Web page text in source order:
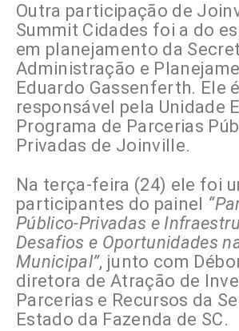
Outra participação de
Summit Cidades foi a do
em planejamento da
Administração e
Eduardo Gassenferth. Ele
responsável pela Unidade
Programa de Parcerias
Privadas de Joinville.
Na terça-feira (24) ele foi
participantes do painel
Público-Privadas e
Desafios e Oportunidades
Municipal”, junto com
diretora de Atração de
Parcerias e Recursos da
Estado da Fazenda de SC.